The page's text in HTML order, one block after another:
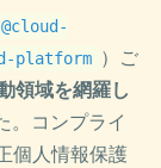
、合計
整合性は計
で、
機能した好
型 CCoE 主
ルの成熟度
+ 外部パー
@cloud-
platform ）ご
領域を網羅し
。コンプライ
個人情報保護